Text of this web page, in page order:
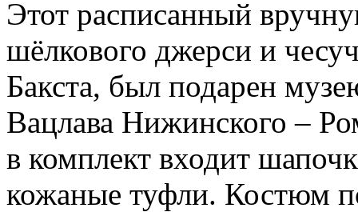
Этот расписанный
шёлкового джерси и
Бакста, был подарен
Вацлава Нижинского –
в комплект входит
кожаные туфли. Костюм